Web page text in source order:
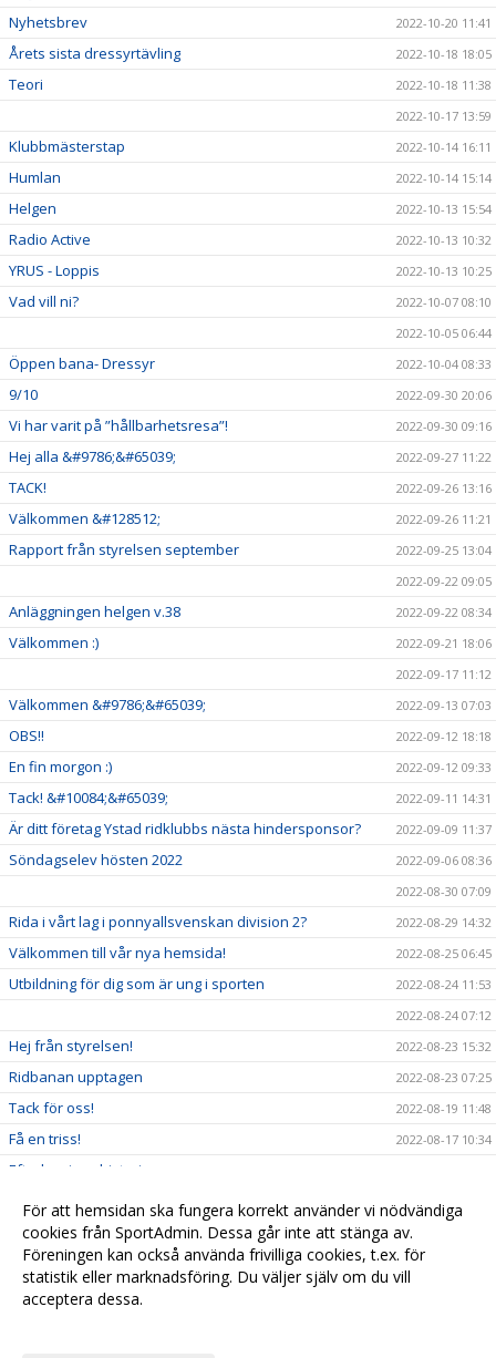
Nyhetsbrev 2022-10-20 11:41
Årets sista dressyrtävling 2022-10-18 18:05
Teori
2022-10-18 11:38
2022-10-17 13:59
Klubbmästerstap 2022-10-14 16:11
Humlan 2022-10-14 15:14
Helgen 2022-10-13 15:54
Radio Active 2022-10-13 10:32
YRUS - Loppis 2022-10-13 10:25
Vad vill ni?
2022-10-07 08:10
2022-10-05 06:44
Öppen bana- Dressyr 2022-10-04 08:33
9/10 2022-09-30 20:06
Vi har varit på ”hållbarhetsresa”! 2022-09-30 09:16
Hej alla &#9786;&#65039; 2022-09-27 11:22
TACK! 2022-09-26 13:16
Välkommen &#128512; 2022-09-26 11:21
Rapport från styrelsen september
2022-09-25 13:04
2022-09-22 09:05
Anläggningen helgen v.38 2022-09-22 08:34
Välkommen :)
2022-09-21 18:06
2022-09-17 11:12
Välkommen &#9786;&#65039; 2022-09-13 07:03
OBS!! 2022-09-12 18:18
En fin morgon :) 2022-09-12 09:33
Tack! &#10084;&#65039; 2022-09-11 14:31
Är ditt företag Ystad ridklubbs nästa hindersponsor? 2022-09-09 11:37
Söndagselev hösten 2022
2022-09-06 08:36
2022-08-30 07:09
Rida i vårt lag i ponnyallsvenskan division 2? 2022-08-29 14:32
Välkommen till vår nya hemsida! 2022-08-25 06:45
Utbildning för dig som är ung i sporten
2022-08-24 11:53
2022-08-24 07:12
Hej från styrelsen! 2022-08-23 15:32
Ridbanan upptagen 2022-08-23 07:25
Tack för oss! 2022-08-19 11:48
Få en triss! 2022-08-17 10:34
Efterlysning - historia
2022-08-04 15:09
Ridskolestart 2022-08-03 07:31
Ystad Saltsjöbads champions tour! 2022-07-23 18:00
För att hemsidan ska fungera korrekt använder vi nödvändiga
cookies från SportAdmin. Dessa går inte att stänga av.
Föreningen kan också använda frivilliga cookies, t.ex. för
statistik eller marknadsföring. Du väljer själv om du vill
acceptera dessa.